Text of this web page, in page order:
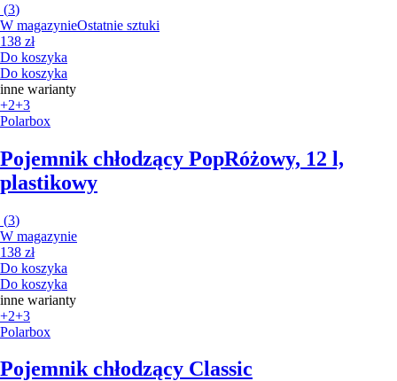
(3)
W magazynieOstatnie sztuki
138 zł
Do koszyka
Do koszyka
inne warianty
+2+3
Polarbox
Pojemnik chłodzący PopRóżowy, 12 l,
plastikowy
(3)
W magazynie
138 zł
Do koszyka
Do koszyka
inne warianty
+2+3
Polarbox
Pojemnik chłodzący Classic